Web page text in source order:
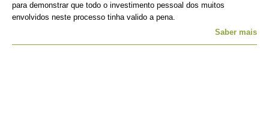
para demonstrar que todo o investimento pessoal dos muitos
envolvidos neste processo tinha valido a pena.
Saber mais